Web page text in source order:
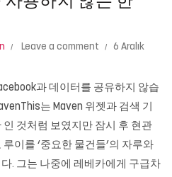
Leave a comment
6 Aralık
과 데이터를 공유하지 않습
는 Maven 위젯과 검색 기
것처럼 보였지만 잠시 후 현관
이를 ‘중요한 물건들’의 자루와
. 그는 나중에 레베카에게 구급차